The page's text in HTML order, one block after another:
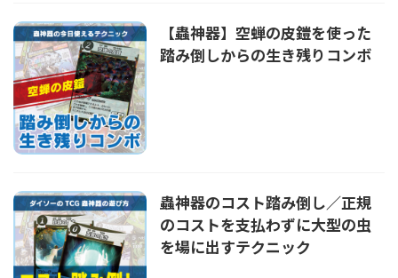
【蟲神器】空蝉の皮鎧を使った
踏み倒しからの生き残りコンボ
蟲神器のコスト踏み倒し／正規
のコストを支払わずに大型の虫
を場に出すテクニック